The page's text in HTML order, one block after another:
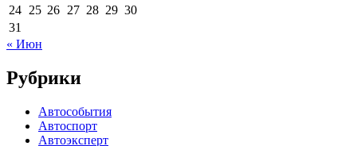
24 25 26 27 28 29 30
31
« Июн
Рубрики
Автособытия
Автоспорт
Автоэксперт